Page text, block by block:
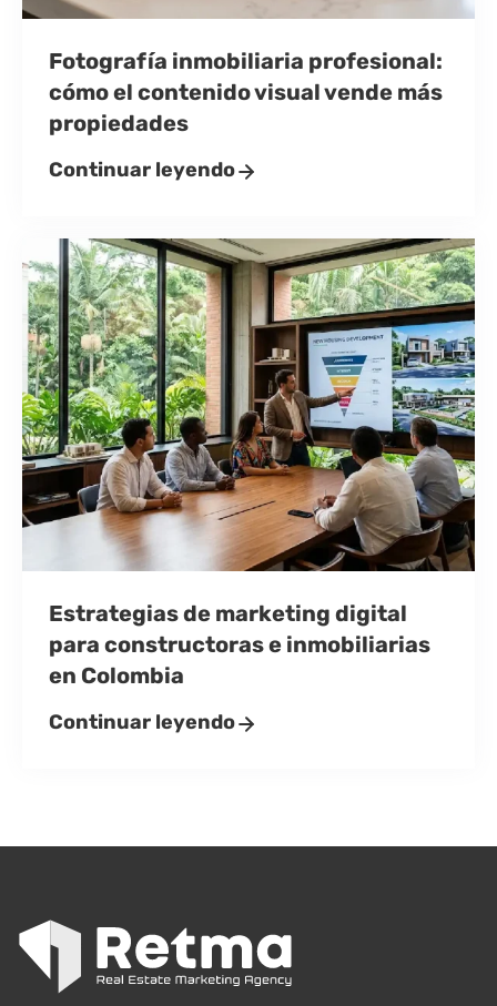
Fotografía inmobiliaria profesional:
cómo el contenido visual vende más
propiedades
Continuar leyendo
Estrategias de marketing digital
para constructoras e inmobiliarias
en Colombia
Continuar leyendo